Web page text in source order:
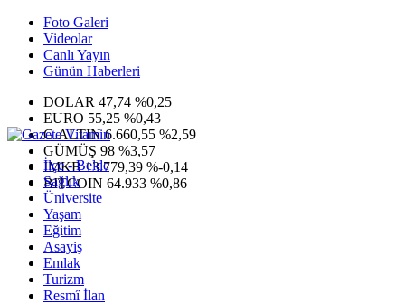
Foto Galeri
Videolar
Canlı Yayın
Günün Haberleri
DOLAR 47,74 %0,25
EURO 55,25 %0,43
G.ALTIN6.660,55 %2,59
GÜMÜŞ 98 %3,57
IMKB13.779,39 %-0,14
BITCOIN 64.933 %0,86
İlçe - Belde
Sağlık
Üniversite
Yaşam
Eğitim
Asayiş
Emlak
Turizm
Resmî İlan